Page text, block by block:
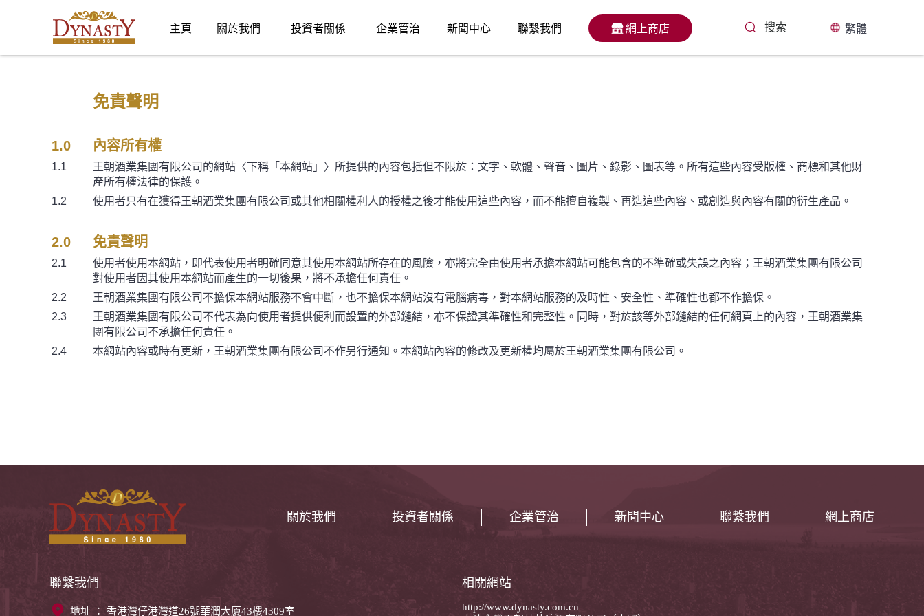
繁體
主頁 關於我們 投資者關係 企業管治 新聞中心 聯繫我們 網上商店
免責聲明
1.0 內容所有權
1.1
王朝酒業集團有限公司的網站〈下稱「本網站」〉所提供的內容包括但不限於：文字、軟體、聲音、圖片、錄影、圖表等。所有這些內容受版權、商標和其他財
產所有權法律的保護。
1.2
使用者只有在獲得王朝酒業集團有限公司或其他相關權利人的授權之後才能使用這些內容，而不能擅自複製、再造這些內容、或創造與內容有關的衍生產品。
2.0 免責聲明
2.1
使用者使用本網站，即代表使用者明確同意其使用本網站所存在的風險，亦將完全由使用者承擔本網站可能包含的不準確或失誤之內容；王朝酒業集團有限公司
對使用者因其使用本網站而產生的一切後果，將不承擔任何責任。
2.2
王朝酒業集團有限公司不擔保本網站服務不會中斷，也不擔保本網站沒有電腦病毒，對本網站服務的及時性、安全性、準確性也都不作擔保。
2.3
王朝酒業集團有限公司不代表為向使用者提供便利而設置的外部鏈結，亦不保證其準確性和完整性。同時，對於該等外部鏈結的任何網頁上的內容，王朝酒業集
團有限公司不承擔任何責任。
2.4
本網站內容或時有更新，王朝酒業集團有限公司不作另行通知。本網站內容的修改及更新權均屬於王朝酒業集團有限公司。
關於我們 投資者關係 企業管治 新聞中心 聯繫我們 網上商店
聯繫我們
地址 ： 香港灣仔港灣道26號華潤大廈43樓4309室
相關網站
http://www.dynasty.com.cn